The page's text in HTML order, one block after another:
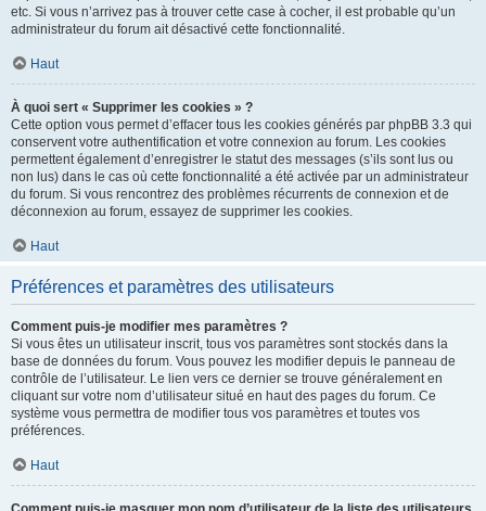
etc. Si vous n’arrivez pas à trouver cette case à cocher, il est probable qu’un
administrateur du forum ait désactivé cette fonctionnalité.
Haut
À quoi sert « Supprimer les cookies » ?
Cette option vous permet d’effacer tous les cookies générés par phpBB 3.3 qui
conservent votre authentification et votre connexion au forum. Les cookies
permettent également d’enregistrer le statut des messages (s’ils sont lus ou
non lus) dans le cas où cette fonctionnalité a été activée par un administrateur
du forum. Si vous rencontrez des problèmes récurrents de connexion et de
déconnexion au forum, essayez de supprimer les cookies.
Haut
Préférences et paramètres des utilisateurs
Comment puis-je modifier mes paramètres ?
Si vous êtes un utilisateur inscrit, tous vos paramètres sont stockés dans la
base de données du forum. Vous pouvez les modifier depuis le panneau de
contrôle de l’utilisateur. Le lien vers ce dernier se trouve généralement en
cliquant sur votre nom d’utilisateur situé en haut des pages du forum. Ce
système vous permettra de modifier tous vos paramètres et toutes vos
préférences.
Haut